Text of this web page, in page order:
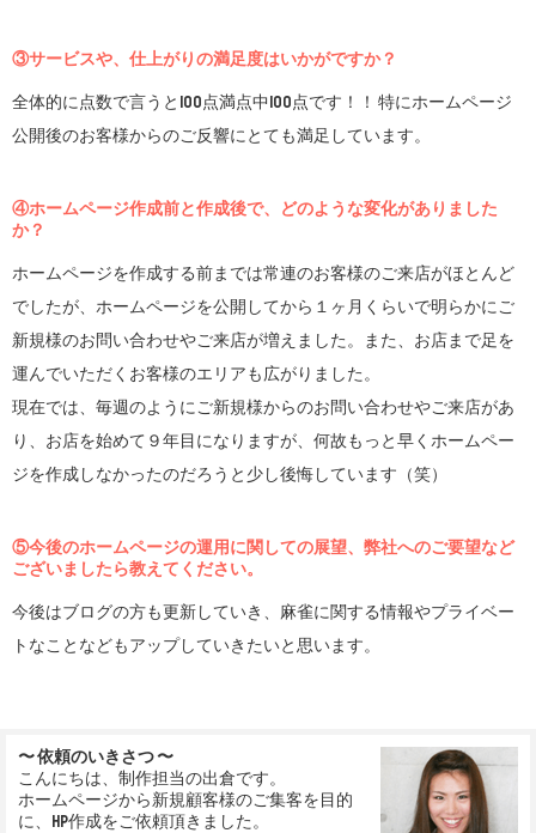
③サービスや、仕上がりの満足度はいかがですか？
全体的に点数で言うと100点満点中100点です！！ 特にホームページ
公開後のお客様からのご反響にとても満足しています。
④ホームページ作成前と作成後で、どのような変化がありました
か？
ホームページを作成する前までは常連のお客様のご来店がほとんど
でしたが、ホームページを公開してから１ヶ月くらいで明らかにご
新規様のお問い合わせやご来店が増えました。また、お店まで足を
運んでいただくお客様のエリアも広がりました。
現在では、毎週のようにご新規様からのお問い合わせやご来店があ
り、お店を始めて９年目になりますが、何故もっと早くホームペー
ジを作成しなかったのだろうと少し後悔しています（笑）
⑤今後のホームページの運用に関しての展望、弊社へのご要望など
ございましたら教えてください。
今後はブログの方も更新していき、麻雀に関する情報やプライベー
トなことなどもアップしていきたいと思います。
〜 依頼のいきさつ 〜
こんにちは、制作担当の出倉です。
ホームページから新規顧客様のご集客を目的
に、HP作成をご依頼頂きました。